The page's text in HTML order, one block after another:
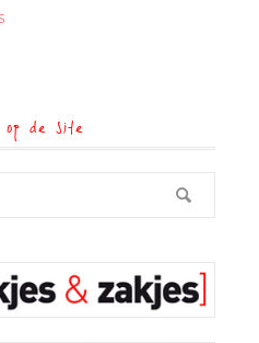
op de site